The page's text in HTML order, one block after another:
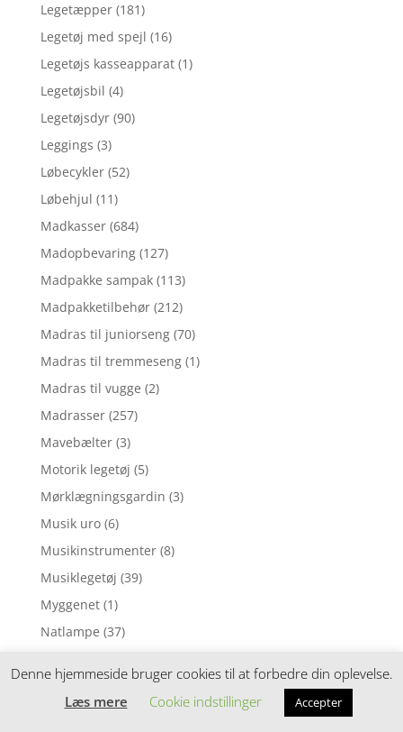
Legetæpper (181)
Legetøj med spejl (16)
Legetøjs kasseapparat (1)
Legetøjsbil (4)
Legetøjsdyr (90)
Leggings (3)
Løbecykler (52)
Løbehjul (11)
Madkasser (684)
Madopbevaring (127)
Madpakke sampak (113)
Madpakketilbehør (212)
Madras til juniorseng (70)
Madras til tremmeseng (1)
Madras til vugge (2)
Madrasser (257)
Mavebælter (3)
Motorik legetøj (5)
Mørklægningsgardin (3)
Musik uro (6)
Musikinstrumenter (8)
Musiklegetøj (39)
Myggenet (1)
Natlampe (37)
Neglelak
Nusseklud (4)
Denne hjemmeside bruger cookies til at forbedre din oplevelse.
Læs mere
Cookie indstillinger Accepter